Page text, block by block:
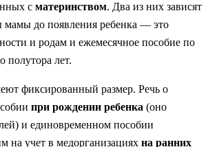
с материнством. Два из них зависят
мамы до появления ребенка — это
и родам и ежемесячное пособие по
полутора лет.
фиксированный размер. Речь о
при рождении ребенка (оно
и единовременном пособии
на учет в медорганизациях на ранних